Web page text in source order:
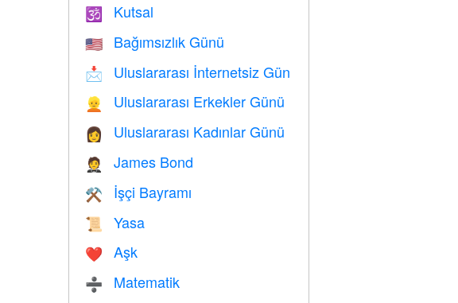
🕉 Kutsal
🇺🇸 Bağımsızlık Günü
📩 Uluslararası İnternetsiz Gün
👱 Uluslararası Erkekler Günü
👩 Uluslararası Kadınlar Günü
🤵 James Bond
⚒️ İşçi Bayramı
📜 Yasa
❤️️ Aşk
➗ Matematik